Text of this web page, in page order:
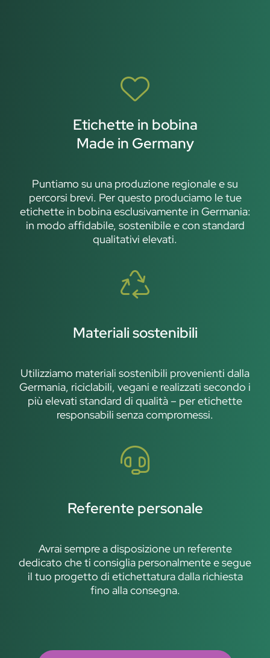
Etichette in bobina
Made in Germany
Puntiamo su una produzione regionale e su
percorsi brevi. Per questo produciamo le tue
etichette in bobina esclusivamente in Germania:
in modo affidabile, sostenibile e con standard
qualitativi elevati.
Materiali sostenibili
Utilizziamo materiali sostenibili provenienti dalla
Germania, riciclabili, vegani e realizzati secondo i
più elevati standard di qualità – per etichette
responsabili senza compromessi.
Referente personale
Avrai sempre a disposizione un referente
dedicato che ti consiglia personalmente e segue
il tuo progetto di etichettatura dalla richiesta
fino alla consegna.